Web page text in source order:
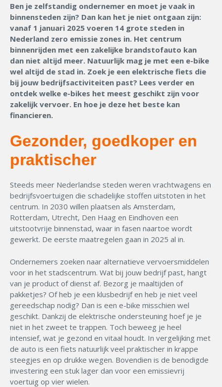
Ben je zelfstandig ondernemer en moet je vaak in
binnensteden zijn? Dan kan het je niet ontgaan zijn:
vanaf 1 januari 2025 voeren 14 grote steden in
Nederland zero emissie zones in. Het centrum
binnenrijden met een zakelijke brandstofauto kan
dan niet altijd meer. Natuurlijk mag je met een e-bike
wel altijd de stad in. Zoek je een elektrische fiets die
bij jouw bedrijfsactiviteiten past? Lees verder en
ontdek welke e-bikes het meest geschikt zijn voor
zakelijk vervoer. En hoe je deze het beste kan
financieren.
Gezonder, goedkoper en
praktischer
Steeds meer Nederlandse steden weren vrachtwagens en
bedrijfsvoertuigen die schadelijke stoffen uitstoten in het
centrum. In 2030 willen plaatsen als Amsterdam,
Rotterdam, Utrecht, Den Haag en Eindhoven een
uitstootvrije binnenstad, waar in fasen naartoe wordt
gewerkt. De eerste maatregelen gaan in 2025 al in.
Ondernemers zoeken naar alternatieve vervoersmiddelen
voor in het stadscentrum. Wat bij jouw bedrijf past, hangt
van je product of dienst af. Bezorg je maaltijden of
pakketjes? Of heb je een klusbedrijf en heb je niet veel
gereedschap nodig? Dan is een e-bike misschien wel
geschikt. Dankzij de elektrische ondersteuning hoef je je
niet in het zweet te trappen. Toch beweeg je heel
intensief, wat je gezond en vitaal houdt. In vergelijking met
de auto is een fiets natuurlijk veel praktischer in krappe
steegjes en op drukke wegen. Bovendien is de benodigde
investering een stuk lager dan voor een emissievrij
voertuig op vier wielen.